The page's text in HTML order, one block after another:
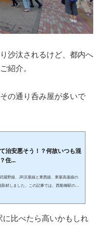
沙汰されるけど、都内へ
紹介。
の通り呑み屋が多いで
治安悪そう！？何故いつも混
住...
蔵野線、JR京葉線と東西線、東葉高速線の
材しました。この記事では、西船橋駅の周
分からない、街の生の雰囲気をお伝えしま
比べたら高いかもしれ